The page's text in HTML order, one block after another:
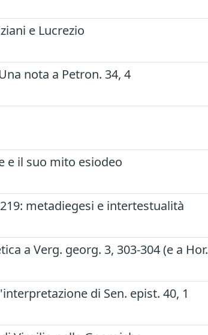
e Lucrezio
nota a Petron. 34, 4
e il suo mito esiodeo
metadiegesi e intertestualità
a Verg. georg. 3, 303-304 (e a
di Sen. epist. 40, 1